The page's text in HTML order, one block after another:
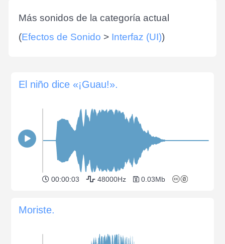
Más sonidos de la categoría actual
(Efectos de Sonido > Interfaz (UI))
El niño dice «¡Guau!».
00:00:03 48000Hz 0.03Mb
Moriste.